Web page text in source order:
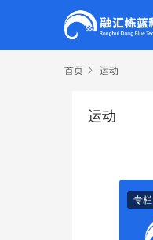
首页 运动
运动
专栏